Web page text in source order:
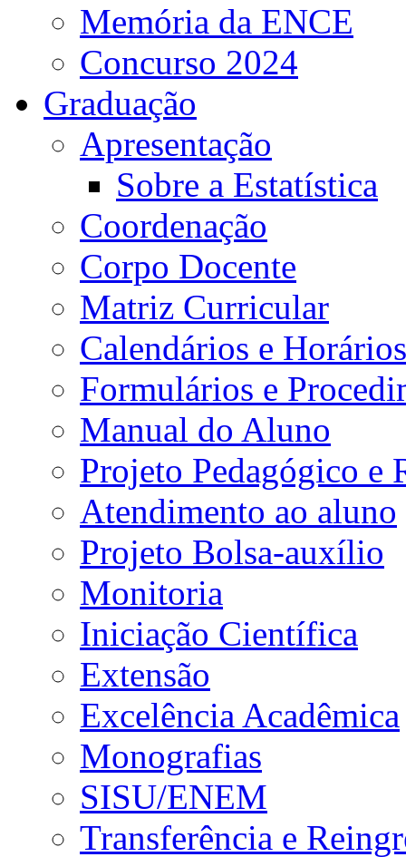
Memória da ENCE
Concurso 2024
Graduação
Apresentação
Sobre a Estatística
Coordenação
Corpo Docente
Matriz Curricular
Calendários e Horários
Formulários e
Manual do Aluno
Projeto Pedagógico e
Atendimento ao aluno
Projeto Bolsa-auxílio
Monitoria
Iniciação Científica
Extensão
Excelência Acadêmica
Monografias
SISU/ENEM
Transferência e